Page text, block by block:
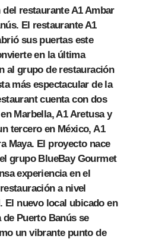
restaurante A1 Ambar
El restaurante A1
sus puertas este
en la última
al grupo de restauración
más espectacular de la
cuenta con dos
Marbella, A1 Aretusa y
tercero en México, A1
Maya. El proyecto nace
grupo BlueBay Gourmet
experiencia en el
a nivel
El nuevo local ubicado en
Puerto Banús se
un vibrante punto de